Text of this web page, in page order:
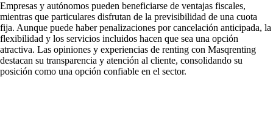
Empresas y autónomos pueden beneficiarse de ventajas fiscales,
mientras que particulares disfrutan de la previsibilidad de una cuota
fija. Aunque puede haber penalizaciones por cancelación anticipada, la
flexibilidad y los servicios incluidos hacen que sea una opción
atractiva. Las opiniones y experiencias de renting con Masqrenting
destacan su transparencia y atención al cliente, consolidando su
posición como una opción confiable en el sector.